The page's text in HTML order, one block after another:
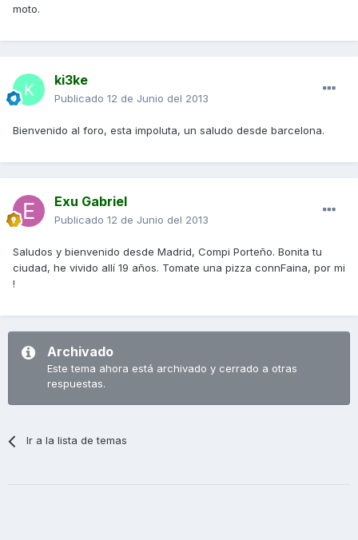
moto.
ki3ke
Publicado 12 de Junio del 2013
Bienvenido al foro, esta impoluta, un saludo desde barcelona.
Exu Gabriel
Publicado 12 de Junio del 2013
Saludos y bienvenido desde Madrid, Compi Porteño. Bonita tu
ciudad, he vivido allí 19 años. Tomate una pizza connFaina, por mi
!
Archivado
Este tema ahora está archivado y cerrado a otras
respuestas.
Ir a la lista de temas